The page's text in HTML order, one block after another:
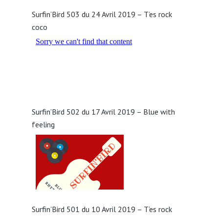
Surfin’Bird 503 du 24 Avril 2019 – T’es rock
coco
Surfin’Bird 502 du 17 Avril 2019 – Blue with
feeling
Surfin’Bird 501 du 10 Avril 2019 – T’es rock